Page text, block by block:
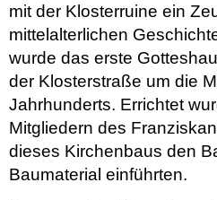
mit der Klosterruine ein
mittelalterlichen
wurde das erste
der Klosterstraße um die
Jahrhunderts. Errichtet
Mitgliedern des
dieses Kirchenbaus den
Baumaterial einführten.